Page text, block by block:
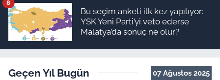
Bu seçim anketi ilk kez yapılıyor:
YSK Yeni Parti’yi veto ederse
Malatya’da sonuç ne olur?
8
Geçen Yıl Bugün 07 Ağustos 2025